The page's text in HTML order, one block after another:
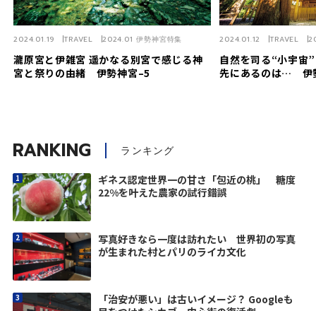
瀧原宮と伊雑宮 遥かなる別宮で感じる神
宮と祭りの由緒 伊勢神宮–5
2024.01.19 TRAVEL 2024.01 伊勢神宮特集
自然を司る“小宇
先にあるのは… 伊
2024.01.12 TRAVEL
RANKING ランキング
ギネス認定世界一の甘さ「包近の桃」 糖度
22%を叶えた農家の試行錯誤
写真好きなら一度は訪れたい 世界初の写真
が生まれた村とパリのライカ文化
「治安が悪い」は古いイメージ？ Googleも